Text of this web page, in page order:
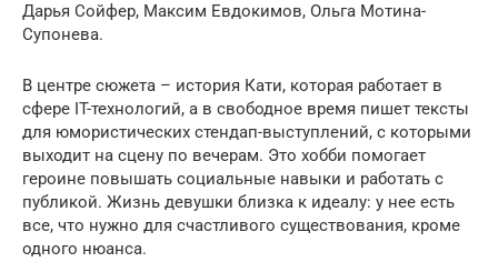
Дарья Сойфер, Максим Евдокимов, Ольга Мотина-
Супонева.
В центре сюжета – история Кати, которая работает в
сфере IT-технологий, а в свободное время пишет тексты
для юмористических стендап-выступлений, с которыми
выходит на сцену по вечерам. Это хобби помогает
героине повышать социальные навыки и работать с
публикой. Жизнь девушки близка к идеалу: у нее есть
все, что нужно для счастливого существования, кроме
одного нюанса.